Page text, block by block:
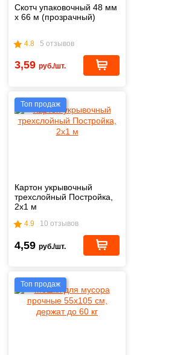
Скотч упаковочный 48 мм
х 66 м (прозрачный)
4.8 5 отзывов
3,59 руб./шт.
Топ продаж
Картон укрывочный
трехслойный Постройка,
2х1 м
4.9 10 отзывов
4,59 руб./шт.
Топ продаж